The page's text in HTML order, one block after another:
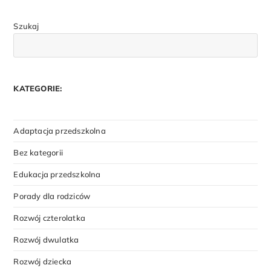
Szukaj
KATEGORIE:
Adaptacja przedszkolna
Bez kategorii
Edukacja przedszkolna
Porady dla rodziców
Rozwój czterolatka
Rozwój dwulatka
Rozwój dziecka